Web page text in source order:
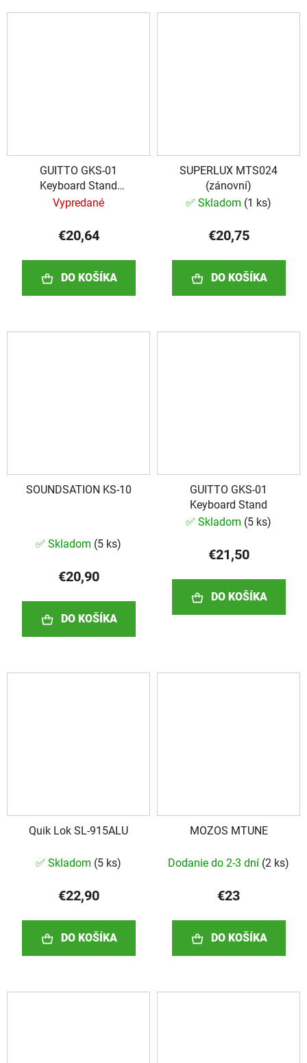
GUITTO GKS-01
Keyboard Stand
(rozbalené)
Vypredané
€20,64
DO KOŠÍKA
SUPERLUX MTS024
(zánovní)
✅ Skladom (1 ks)
€20,75
DO KOŠÍKA
SOUNDSATION KS-10
hodnotenie
produktu
je
z
✅ Skladom (5 ks)
€20,90
DO KOŠÍKA
GUITTO GKS-01
Keyboard Stand
✅ Skladom (5 ks)
€21,50
DO KOŠÍKA
Quik Lok SL-915ALU
✅ Skladom (5 ks)
€22,90
DO KOŠÍKA
MOZOS MTUNE
Dodanie do 2-3 dní (2 ks)
€23
DO KOŠÍKA